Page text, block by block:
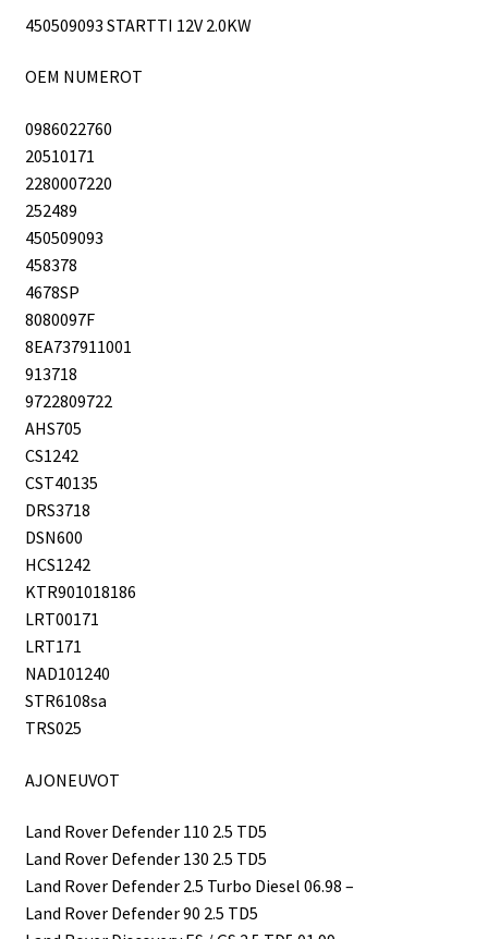
450509093 STARTTI 12V 2.0KW
OEM NUMEROT
0986022760
20510171
2280007220
252489
450509093
458378
4678SP
8080097F
8EA737911001
913718
9722809722
AHS705
CS1242
CST40135
DRS3718
DSN600
HCS1242
KTR901018186
LRT00171
LRT171
NAD101240
STR6108sa
TRS025
AJONEUVOT
Land Rover Defender 110 2.5 TD5
Land Rover Defender 130 2.5 TD5
Land Rover Defender 2.5 Turbo Diesel 06.98 –
Land Rover Defender 90 2.5 TD5